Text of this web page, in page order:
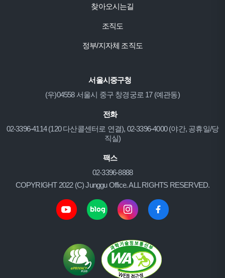
찾아오시는길
조직도
정부/지자체 조직도
서울시중구청
(우)04558 서울시 중구 창경궁로 17 (예관동)
전화
02-3396-4114 (120 다산콜센터로 연결), 02-3396-4000 (야간, 공휴일/당
직실)
팩스
02-3396-8888
COPYRIGHT 2022 (C) Junggu Office. ALL RIGHTS RESERVED.